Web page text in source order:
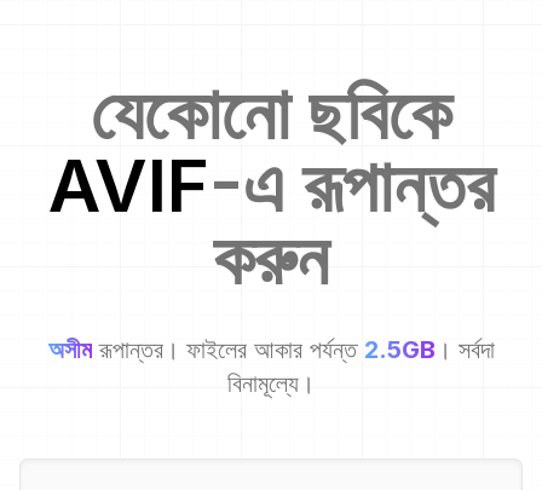
যেকোনো ছবিকে
AVIF-এ রূপান্তর
করুন
অসীম রূপান্তর। ফাইলের আকার পর্যন্ত 2.5GB । সর্বদা
বিনামূল্যে।